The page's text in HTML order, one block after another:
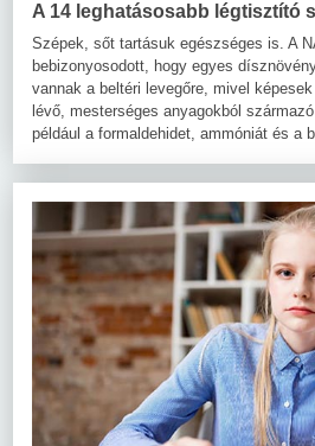
A 14 leghatásosabb légtisztító
Szépek, sőt tartásuk egészséges is. A
bebizonyosodott, hogy egyes
vannak a beltéri levegőre, mivel
lévő, mesterséges anyagokból
például a formaldehidet, ammóniát és a